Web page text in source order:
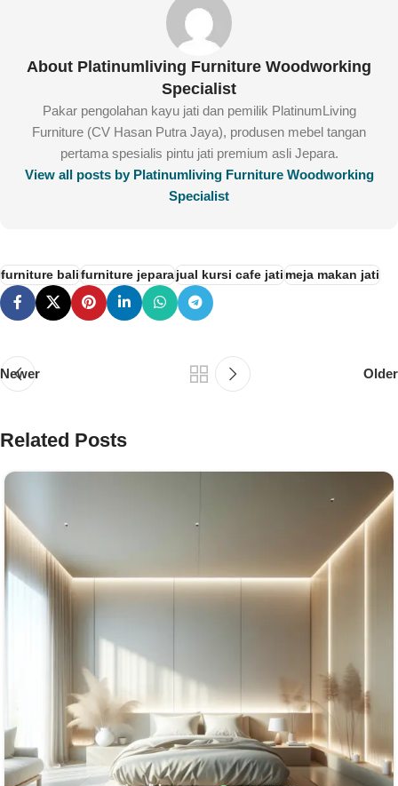
About Platinumliving Furniture Woodworking
Specialist
Pakar pengolahan kayu jati dan pemilik PlatinumLiving
Furniture (CV Hasan Putra Jaya), produsen mebel tangan
pertama spesialis pintu jati premium asli Jepara.
View all posts by Platinumliving Furniture Woodworking
Specialist
furniture bali furniture jeparajual kursi cafe jati meja makan jati
Newer Older
Related Posts